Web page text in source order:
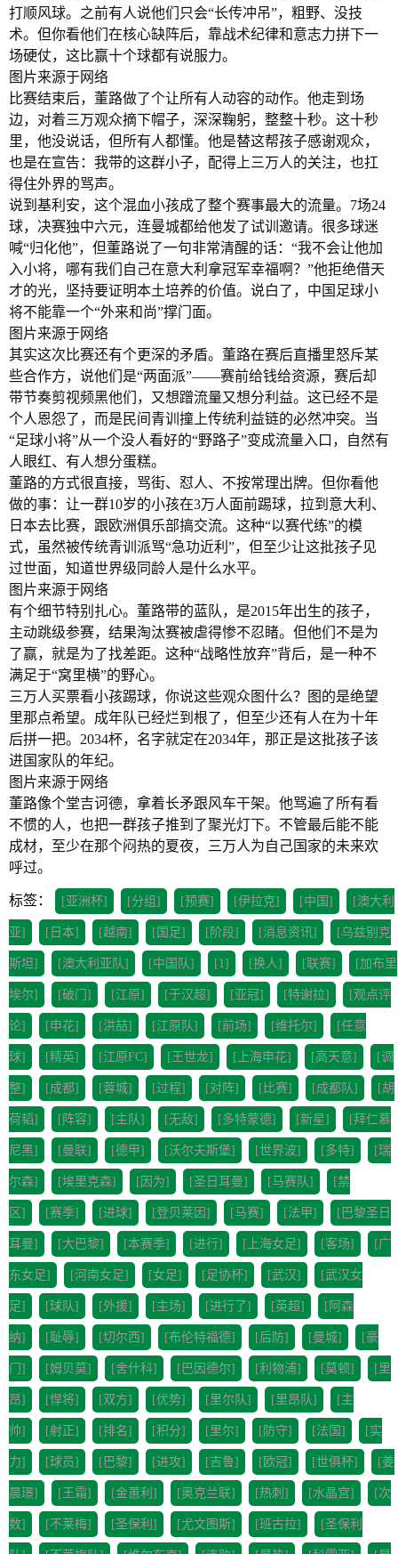
打顺风球。之前有人说他们只会“长传冲吊”，粗野、没技
术。但你看他们在核心缺阵后，靠战术纪律和意志力拼下一
场硬仗，这比赢十个球都有说服力。
图片来源于网络
比赛结束后，董路做了个让所有人动容的动作。他走到场
边，对着三万观众摘下帽子，深深鞠躬，整整十秒。这十秒
里，他没说话，但所有人都懂。他是替这帮孩子感谢观众，
也是在宣告：我带的这群小子，配得上三万人的关注，也扛
得住外界的骂声。
说到基利安，这个混血小孩成了整个赛事最大的流量。7场24
球，决赛独中六元，连曼城都给他发了试训邀请。很多球迷
喊“归化他”，但董路说了一句非常清醒的话：“我不会让他加
入小将，哪有我们自己在意大利拿冠军幸福啊？”他拒绝借天
才的光，坚持要证明本土培养的价值。说白了，中国足球小
将不能靠一个“外来和尚”撑门面。
图片来源于网络
其实这次比赛还有个更深的矛盾。董路在赛后直播里怒斥某
些合作方，说他们是“两面派”——赛前给钱给资源，赛后却
带节奏剪视频黑他们，又想蹭流量又想分利益。这已经不是
个人恩怨了，而是民间青训撞上传统利益链的必然冲突。当
“足球小将”从一个没人看好的“野路子”变成流量入口，自然有
人眼红、有人想分蛋糕。
董路的方式很直接，骂街、怼人、不按常理出牌。但你看他
做的事：让一群10岁的小孩在3万人面前踢球，拉到意大利、
日本去比赛，跟欧洲俱乐部搞交流。这种“以赛代练”的模
式，虽然被传统青训派骂“急功近利”，但至少让这批孩子见
过世面，知道世界级同龄人是什么水平。
图片来源于网络
有个细节特别扎心。董路带的蓝队，是2015年出生的孩子，
主动跳级参赛，结果淘汰赛被虐得惨不忍睹。但他们不是为
了赢，就是为了找差距。这种“战略性放弃”背后，是一种不
满足于“窝里横”的野心。
三万人买票看小孩踢球，你说这些观众图什么？图的是绝望
里那点希望。成年队已经烂到根了，但至少还有人在为十年
后拼一把。2034杯，名字就定在2034年，那正是这批孩子该
进国家队的年纪。
图片来源于网络
董路像个堂吉诃德，拿着长矛跟风车干架。他骂遍了所有看
不惯的人，也把一群孩子推到了聚光灯下。不管最后能不能
成材，至少在那个闷热的夏夜，三万人为自己国家的未来欢
呼过。
标签： [亚洲杯] [分组] [预赛] [伊拉克] [中国] [澳大利
亚] [日本] [越南] [国足] [阶段] [消息资讯] [乌兹别克
斯坦] [澳大利亚队] [中国队] [1] [换人] [联赛] [加布里
埃尔] [破门] [江原] [于汉超] [亚冠] [特谢拉] [观点评
论] [申花] [洪喆] [江原队] [前场] [维托尔] [任意
球] [精英] [江原FC] [王世龙] [上海申花] [高天意] [调
整] [成都] [蓉城] [过程] [对阵] [比赛] [成都队] [胡
荷韬] [阵容] [主队] [无敌] [多特蒙德] [新星] [拜仁慕
尼黑] [曼联] [德甲] [沃尔夫斯堡] [世界波] [多特] [瑞
尔森] [埃里克森] [因为] [圣日耳曼] [马赛队] [禁
区] [赛季] [进球] [登贝莱因] [马赛] [法甲] [巴黎圣日
耳曼] [大巴黎] [本赛季] [进行] [上海女足] [客场] [广
东女足] [河南女足] [女足] [足协杯] [武汉] [武汉女
足] [球队] [外援] [主场] [进行了] [英超] [阿森
纳] [耻辱] [切尔西] [布伦特福德] [后防] [曼城] [豪
门] [姆贝莫] [舍什科] [巴因德尔] [利物浦] [莫顿] [里
昂] [悍将] [双方] [优势] [里尔队] [里昂队] [主
帅] [射正] [排名] [积分] [里尔] [防守] [法国] [实
力] [球员] [巴黎] [进攻] [吉鲁] [欧冠] [世俱杯] [姜
晨璟] [王霜] [金蕙利] [奥克兰联] [热刺] [水晶宫] [次
数] [不莱梅] [圣保利] [尤文图斯] [班古拉] [圣保利